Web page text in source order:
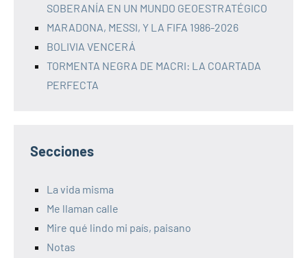
SOBERANÍA EN UN MUNDO GEOESTRATÉGICO
MARADONA, MESSI, Y LA FIFA 1986-2026
BOLIVIA VENCERÁ
TORMENTA NEGRA DE MACRI: LA COARTADA
PERFECTA
Secciones
La vida misma
Me llaman calle
Mire qué lindo mi país, paisano
Notas